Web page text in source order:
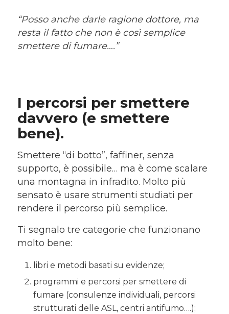
“Posso anche darle ragione dottore, ma
resta il fatto che non è così semplice
smettere di fumare….”
I percorsi per smettere
davvero (e smettere
bene).
Smettere “di botto”, faffiner, senza
supporto, è possibile… ma è come scalare
una montagna in infradito. Molto più
sensato è usare strumenti studiati per
rendere il percorso più semplice.
Ti segnalo tre categorie che funzionano
molto bene:
libri e metodi basati su evidenze;
programmi e percorsi per smettere di
fumare (consulenze individuali, percorsi
strutturati delle ASL, centri antifumo….);